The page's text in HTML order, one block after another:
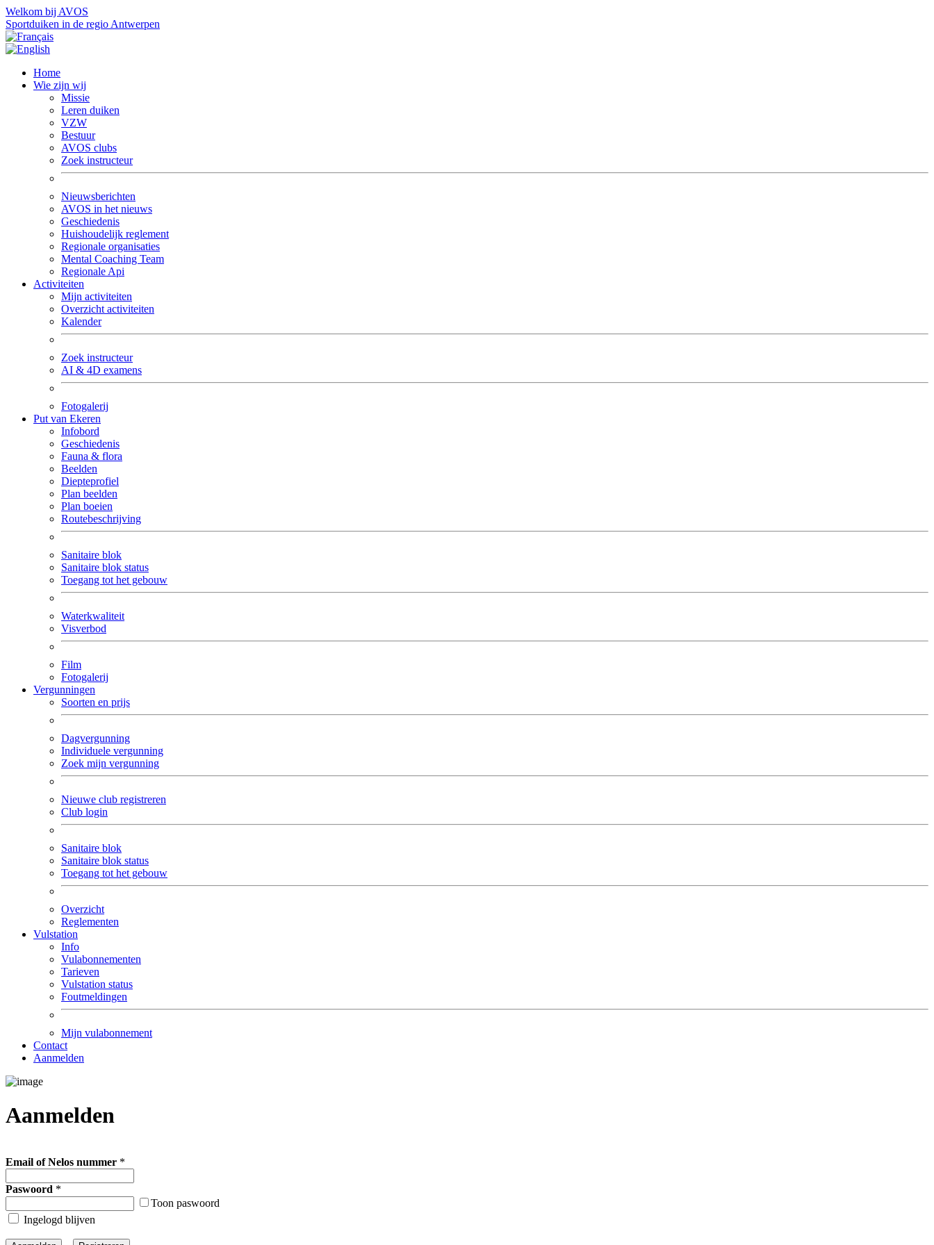
Welkom bij AVOS
Sportduiken in de regio Antwerpen
Home
Wie zijn wij
Missie
Leren duiken
VZW
Bestuur
AVOS clubs
Zoek instructeur
Nieuwsberichten
AVOS in het nieuws
Geschiedenis
Huishoudelijk reglement
Regionale organisaties
Mental Coaching Team
Regionale Api
Activiteiten
Mijn activiteiten
Overzicht activiteiten
Kalender
Zoek instructeur
AI & 4D examens
Fotogalerij
Put van Ekeren
Infobord
Geschiedenis
Fauna & flora
Beelden
Diepteprofiel
Plan beelden
Plan boeien
Routebeschrijving
Sanitaire blok
Sanitaire blok status
Toegang tot het gebouw
Waterkwaliteit
Visverbod
Film
Fotogalerij
Vergunningen
Soorten en prijs
Dagvergunning
Individuele vergunning
Zoek mijn vergunning
Nieuwe club registreren
Club login
Sanitaire blok
Sanitaire blok status
Toegang tot het gebouw
Overzicht
Reglementen
Vulstation
Info
Vulabonnementen
Tarieven
Vulstation status
Foutmeldingen
Mijn vulabonnement
Contact
Aanmelden
Aanmelden
Email of Nelos nummer *
Paswoord *
Toon paswoord
Ingelogd blijven